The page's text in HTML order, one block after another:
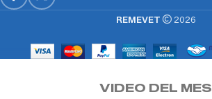
REMEVET 2026
VIDEO DEL MES